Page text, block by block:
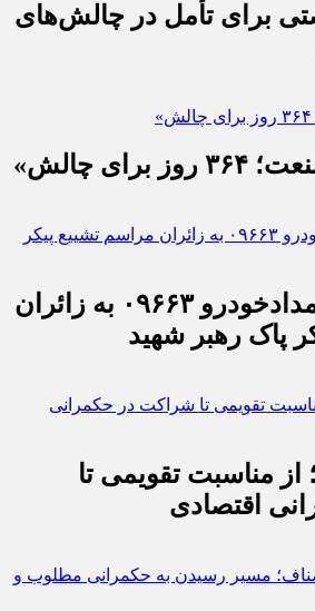
برای تأمل در چالش‌های
چالش»
خدمات رایگان امدادخودرو ۰۹۶۶۳ به زائران
پاک رهبر شهید
مناسبت تقویمی تا
اقتصادی